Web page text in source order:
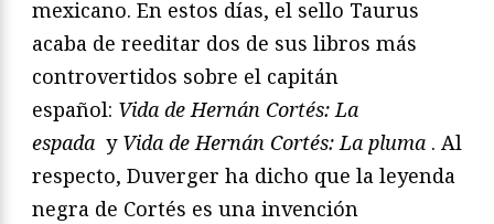
mexicano. En estos días, el sello Taurus
acaba de reeditar dos de sus libros más
controvertidos sobre el capitán
español: Vida de Hernán Cortés: La
espada y Vida de Hernán Cortés: La pluma . Al
respecto, Duverger ha dicho que la leyenda
negra de Cortés es una invención